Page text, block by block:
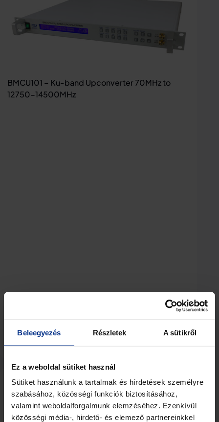
Beleegyezés Részletek A sütikről
Ez a weboldal sütiket használ
Sütiket használunk a tartalmak és hirdetések személyre
szabásához, közösségi funkciók biztosításához,
valamint weboldalforgalmunk elemzéséhez. Ezenkívül
közösségi média-, hirdető- és elemező partnereinkkel
BMCU101 – Ku-band Upconverter 70MHz to
12750-14500MHz
View Details